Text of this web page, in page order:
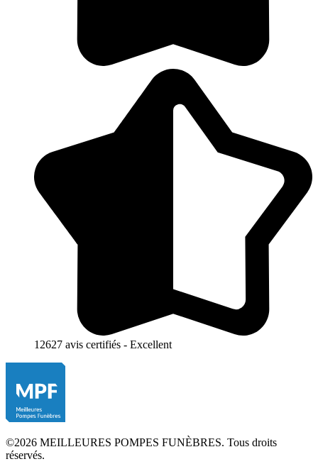
12627 avis certifiés - Excellent
©2026 MEILLEURES POMPES FUNÈBRES. Tous droits
réservés.